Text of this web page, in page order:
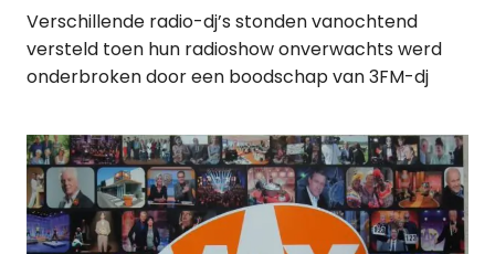
Verschillende radio-dj’s stonden vanochtend
versteld toen hun radioshow onverwachts werd
onderbroken door een boodschap van 3FM-dj